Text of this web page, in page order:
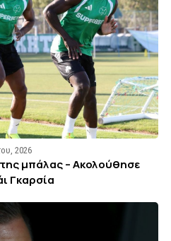
2026
μπάλας – Ακολούθησε
Γκαρσία